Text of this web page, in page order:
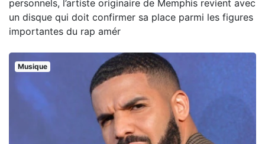
personnels, l’artiste originaire de Memphis revient avec
un disque qui doit confirmer sa place parmi les figures
importantes du rap amér
Musique